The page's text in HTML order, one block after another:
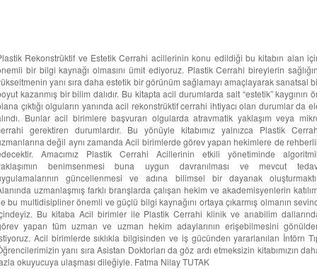
Rekonstrüktif ve Estetik Cerrahi acillerinin konu edildiği bu kitabın alan
bir bilgi kaynağı olmasını ümit ediyoruz. Plastik Cerrahi bireylerin
yanı sıra daha estetik bir görünüm sağlamayı amaçlayarak sanatsal
kazanmış bir bilim dalıdır. Bu kitapta acil durumlarda salt “estetik” kaygının
çıktığı olguların yanında acil rekonstrüktif cerrahi ihtiyacı olan durumlar da
Bunlar acil birimlere başvuran olgularda atravmatik yaklaşım veya
gerektiren durumlardır. Bu yönüyle kitabımız yalnızca Plastik
değil aynı zamanda Acil birimlerde görev yapan hekimlere de
Amacımız Plastik Cerrahi Acillerinin etkili yönetiminde
benimsenmesi buna uygun davranılması ve mevcut
güncellenmesi ve adına bilimsel bir dayanak
uzmanlaşmış farklı branşlarda çalışan hekim ve akademisyenlerin
bu multidisipliner önemli ve güçlü bilgi kaynağını ortaya çıkarmış olmanın
Bu kitaba Acil birimler ile Plastik Cerrahi klinik ve anabilim
yapan tüm uzman ve uzman hekim adaylarının erişebilmesini
Acil birimlerde sıklıkla bilgisinden ve iş gücünden yararlanılan İntörn
yanı sıra Asistan Doktorları da göz ardı etmeksizin kitabımızın
okuyucuya ulaşması dileğiyle. Fatma Nilay TUTAK